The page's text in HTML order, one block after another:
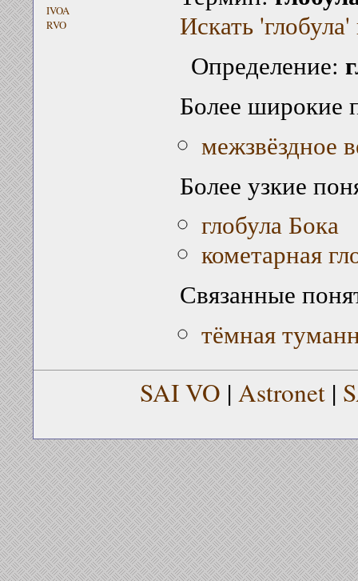
IVOA
RVO
Искать
Определение:
Более широкие
межзвёздное
Более узкие
глобула Бока
кометарная
Связанные
тёмная
SAI VO | Astronet |